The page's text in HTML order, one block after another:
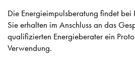
Die Energieimpulsberatung findet bei
Sie erhalten im Anschluss an das
qualifizierten Energieberater ein
Verwendung.